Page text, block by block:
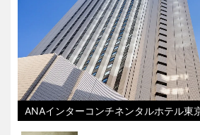
ANAインターコンチネンタルホテル東